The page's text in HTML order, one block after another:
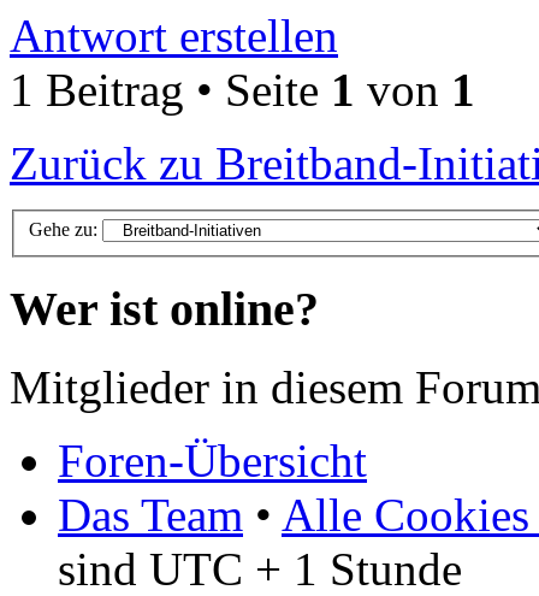
Antwort erstellen
1 Beitrag • Seite 1 von 1
Zurück zu Breitband-
Gehe zu:
Wer ist online?
Mitglieder in diesem
Foren-Übersicht
Das Team • Alle Cookies
sind UTC + 1 Stunde